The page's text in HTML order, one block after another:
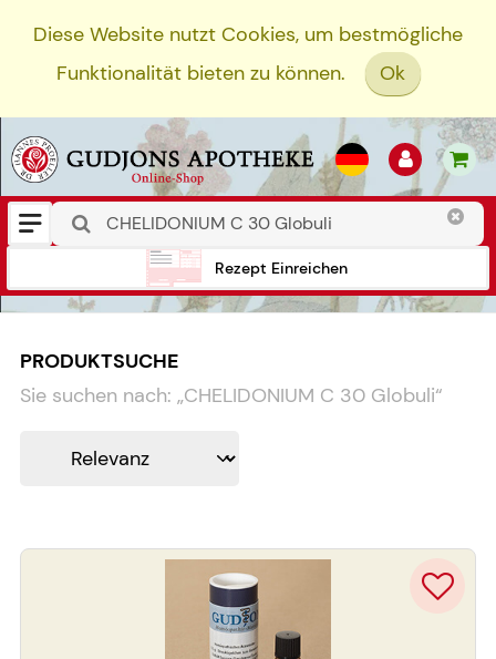
Diese Website nutzt Cookies, um bestmögliche
Funktionalität bieten zu können.
Ok
Rezept Einreichen
PRODUKTSUCHE
Sie suchen nach: „CHELIDONIUM C 30 Globuli“